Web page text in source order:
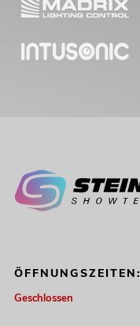
ÖFFNUNGSZEITEN:
Geschlossen